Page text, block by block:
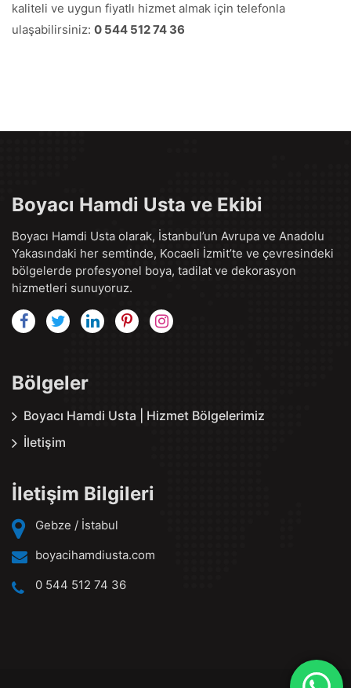
kaliteli ve uygun fiyatlı hizmet almak için telefonla
ulaşabilirsiniz: 0 544 512 74 36
Boyacı Hamdi Usta ve Ekibi
Boyacı Hamdi Usta olarak, İstanbul’un Avrupa ve Anadolu
Yakasındaki her semtinde, Kocaeli İzmit’te ve çevresindeki
bölgelerde profesyonel boya, tadilat ve dekorasyon
hizmetleri sunuyoruz.
Bölgeler
Boyacı Hamdi Usta | Hizmet Bölgelerimiz
İletişim
İletişim Bilgileri
Gebze / İstabul
boyacihamdiusta.com
0 544 512 74 36